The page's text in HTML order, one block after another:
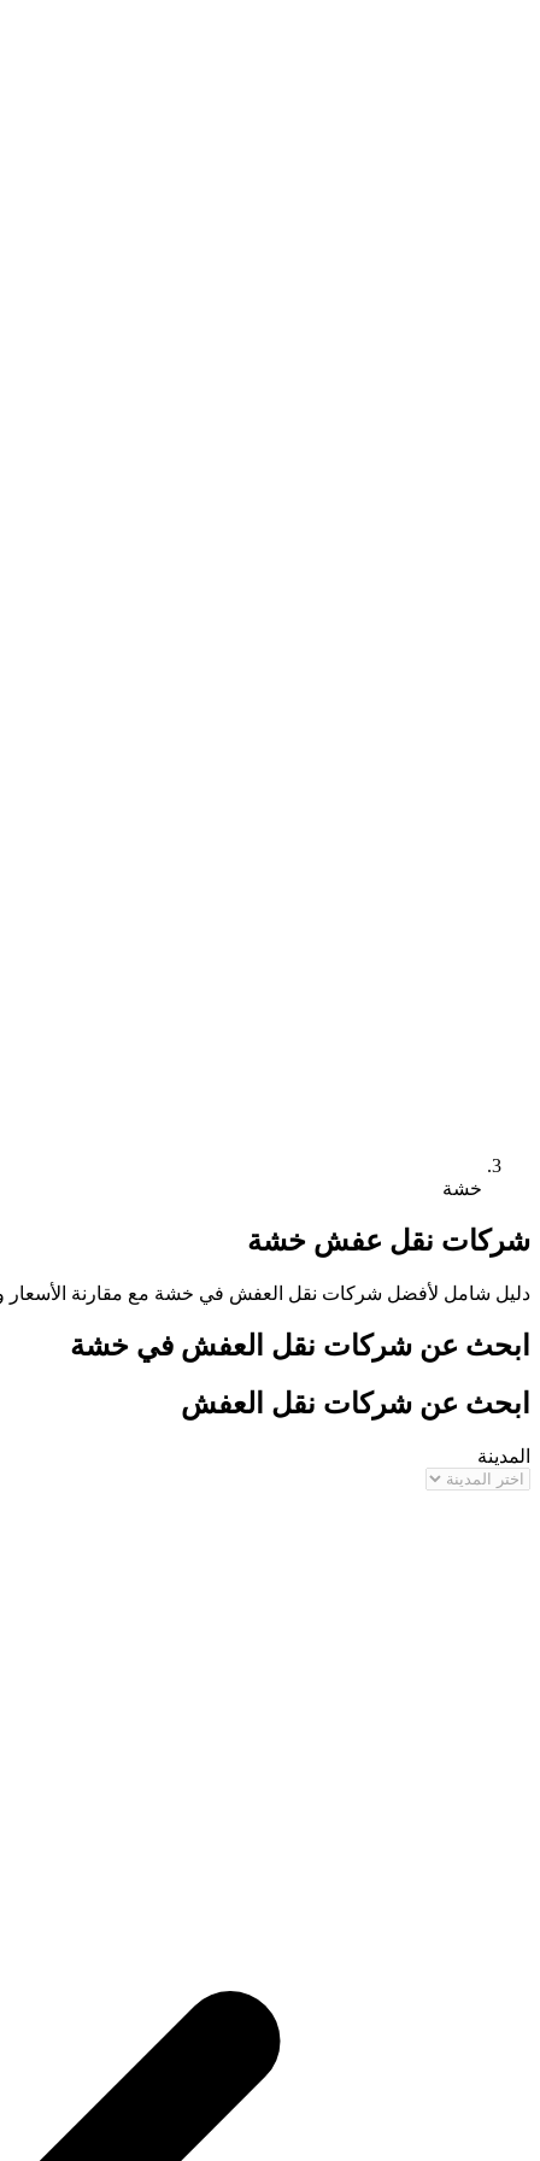
خشة
شركات نقل عفش خشة
دليل شامل لأفضل شركات نقل العفش في خشة مع مقارنة الأسعار
ابحث عن شركات نقل العفش في خشة
ابحث عن شركات نقل العفش
المدينة